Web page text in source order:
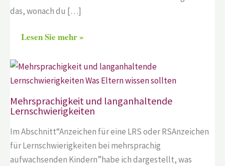
das, wonach du […]
Lesen Sie mehr »
Mehrsprachigkeit und langanhaltende
Lernschwierigkeiten
Im Abschnitt“Anzeichen für eine LRS oder RSAnzeichen
für Lernschwierigkeiten bei mehrsprachig
aufwachsenden Kindern”habe ich dargestellt, was